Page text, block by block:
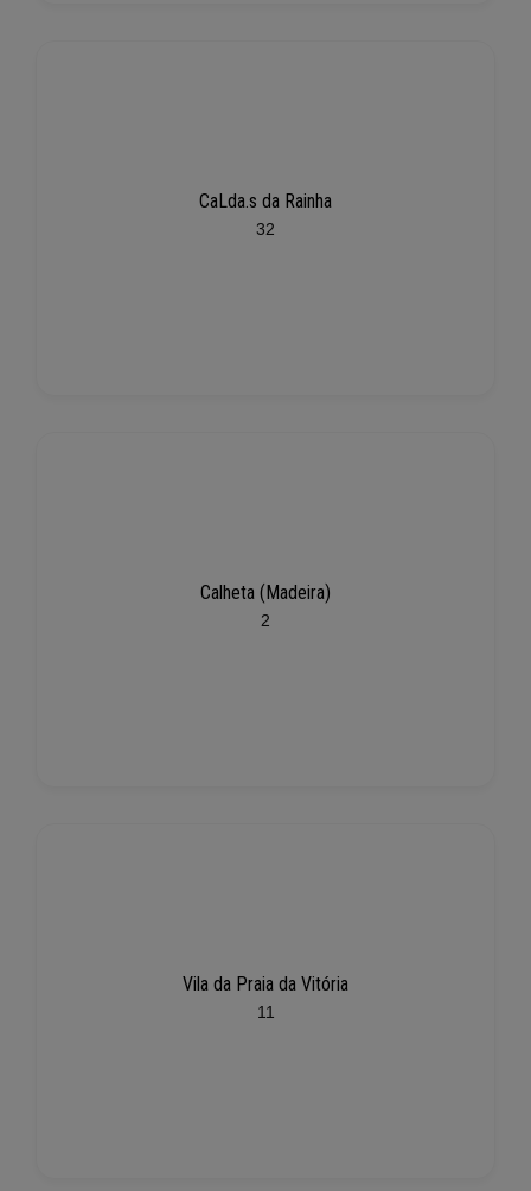
CaLda.s da Rainha
32
Calheta (Madeira)
2
Vila da Praia da Vitória
11